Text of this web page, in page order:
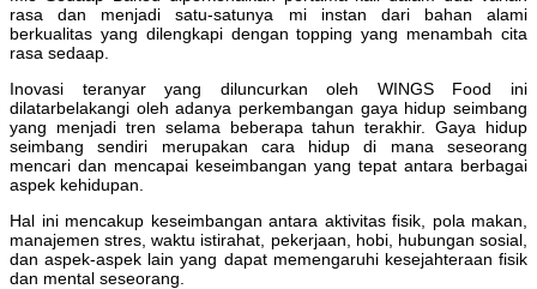
rasa dan menjadi satu-satunya mi instan dari bahan alami
berkualitas yang dilengkapi dengan topping yang menambah cita
rasa sedaap.
Inovasi teranyar yang diluncurkan oleh WINGS Food ini
dilatarbelakangi oleh adanya perkembangan gaya hidup seimbang
yang menjadi tren selama beberapa tahun terakhir. Gaya hidup
seimbang sendiri merupakan cara hidup di mana seseorang
mencari dan mencapai keseimbangan yang tepat antara berbagai
aspek kehidupan.
Hal ini mencakup keseimbangan antara aktivitas fisik, pola makan,
manajemen stres, waktu istirahat, pekerjaan, hobi, hubungan sosial,
dan aspek-aspek lain yang dapat memengaruhi kesejahteraan fisik
dan mental seseorang.